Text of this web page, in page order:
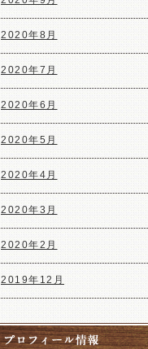
2020年8月
2020年7月
2020年6月
2020年5月
2020年4月
2020年3月
2020年2月
2019年12月